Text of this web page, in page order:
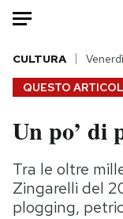
HOME
Italia
Politica
Tecnologia
QUESTO
CULTURA
Un po’ di
Tra le oltre
Zingarelli del
plogging,